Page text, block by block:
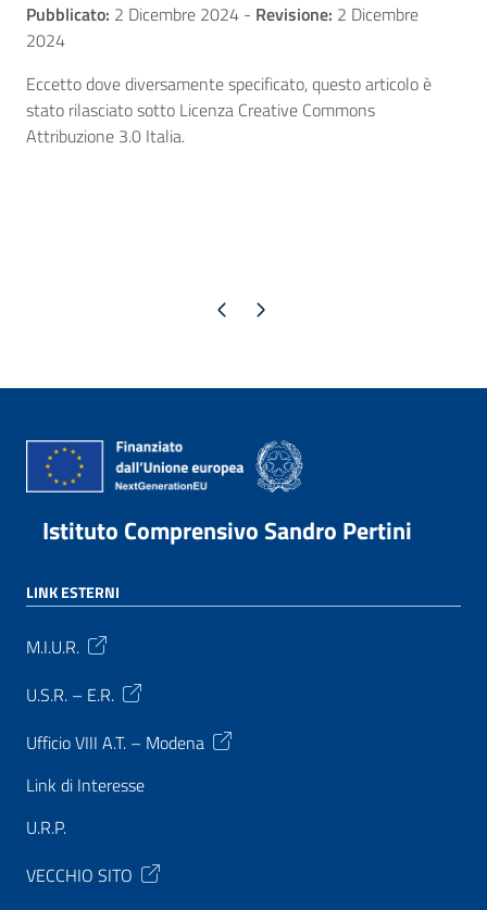
Pubblicato: 2 Dicembre 2024 - Revisione: 2 Dicembre
2024
Eccetto dove diversamente specificato, questo articolo è
stato rilasciato sotto Licenza Creative Commons
Attribuzione 3.0 Italia.
Pagina precedente
Pagina successiva
Istituto Comprensivo Sandro Pertini
LINK ESTERNI
M.I.U.R.
U.S.R. – E.R.
Ufficio VIII A.T. – Modena
Link di Interesse
U.R.P.
VECCHIO SITO